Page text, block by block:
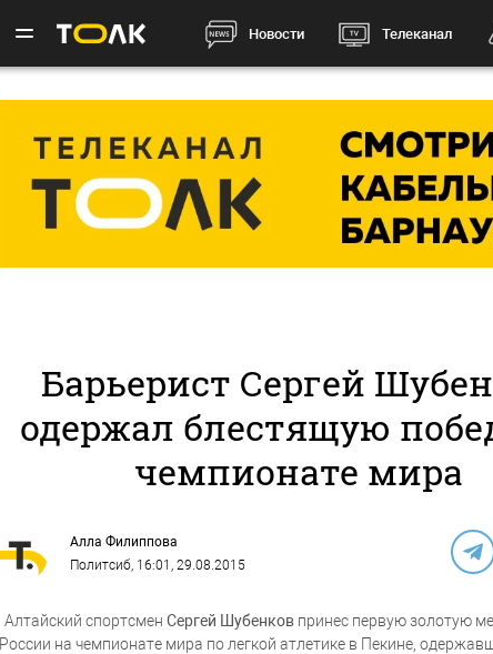
Новости Телеканал
Барьерист Сергей
одержал блестящую
чемпионате мира
Алла Филиппова
Политсиб, 16:01, 29.08.2015
Алтайский спортсмен Сергей Шубенковпринес первую золотую
России на чемпионате мира по легкой атлетике в Пекине,